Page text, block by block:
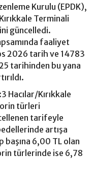
Kurulu (EPDK),
Terminali
güncelledi.
faaliyet
2026 tarih ve 14783
tarihinden bu yana
Hacılar/Kırıkkale
türleri
tarifeyle
artışa
6,00 TL olan
türlerinde ise 6,78